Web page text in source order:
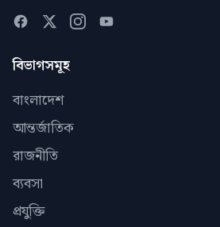
বিভাগসমূহ
বাংলাদেশ
আন্তর্জাতিক
রাজনীতি
ব্যবসা
প্রযুক্তি